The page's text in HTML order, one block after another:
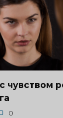
чувством
0